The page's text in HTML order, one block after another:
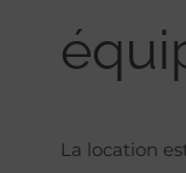
La location